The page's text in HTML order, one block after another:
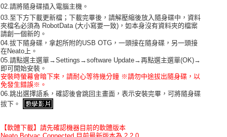
02.請將隨身碟插入電腦主機。
03.至下方下載更新檔；下載完畢後，請解壓縮後放入隨身碟中，資料
夾檔名必須為 RobotData (大小寫要一致)，如本身沒有資料夾的檔案
請創一個新的。
04.拔下隨身碟，拿起所附的USB OTG，一頭接在隨身碟，另一頭接
在Neato上。
05.請點選主選單→Settings→software Update→再點選主選單(OK)→
即可開始安裝。
安裝時螢幕會暗下來，請耐心等待幾分鐘 ※請勿中途拔出隨身碟，以
免發生錯誤※。
06.跳出選擇語系，確認後會跳回主畫面，表示安裝完畢，可將隨身碟
拔下。
【軟體下載】請先確認機器目前的軟體版本